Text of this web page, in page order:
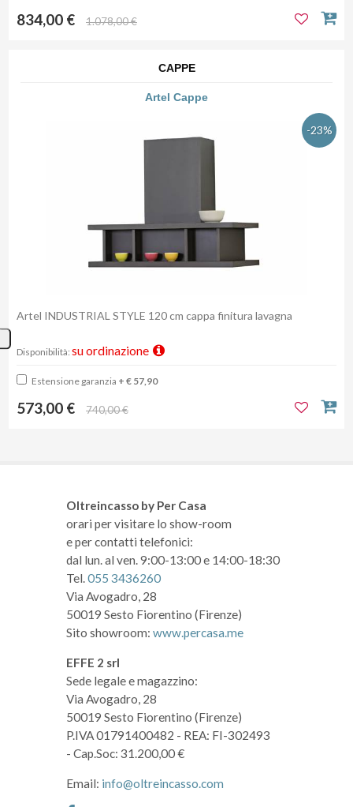
834,00 € 1.078,00 €
CAPPE
Artel Cappe
-23%
Artel INDUSTRIAL STYLE 120 cm cappa finitura lavagna
Disponibilità: su ordinazione
Estensione garanzia + € 57,90
573,00 € 740,00 €
Oltreincasso by Per Casa
orari per visitare lo show-room
e per contatti telefonici:
dal lun. al ven. 9:00-13:00 e 14:00-18:30
Tel.055 3436260
Via Avogadro, 28
50019 Sesto Fiorentino (Firenze)
Sito showroom: www.percasa.me
EFFE 2 srl
Sede legale e magazzino:
Via Avogadro, 28
50019 Sesto Fiorentino (Firenze)
P.IVA 01791400482 - REA: FI-302493
- Cap.Soc: 31.200,00 €
Email: info@oltreincasso.com